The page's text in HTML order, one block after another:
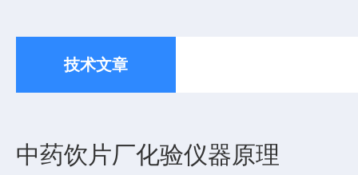
技术文章
中药饮片厂化验仪器原理